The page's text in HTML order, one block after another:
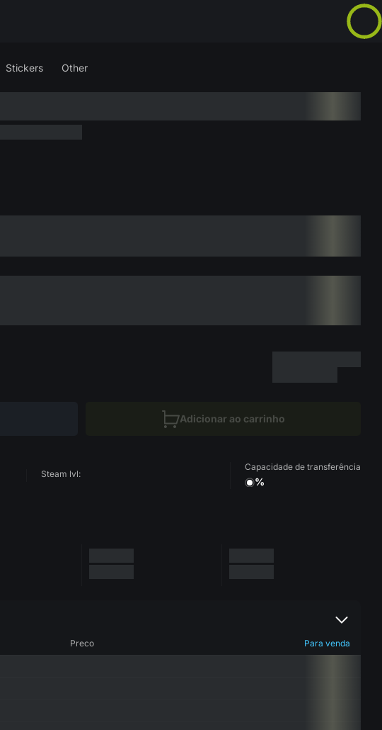
Stickers Other
Adicionar ao carrinho
Steam lvl:
Capacidade de transferência
%
Preco Para venda